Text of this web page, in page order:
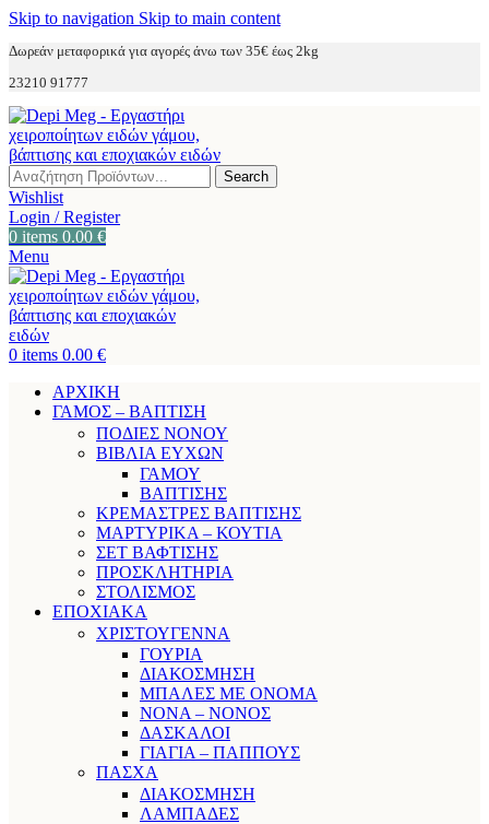
Skip to navigation Skip to main content
Δωρεάν μεταφορικά για αγορές άνω των 35€ έως 2kg
23210 91777
Search
Wishlist
Login / Register
0 items 0.00 €
Menu
0 items 0.00 €
ΑΡΧΙΚΗ
ΓΑΜΟΣ – ΒΑΠΤΙΣΗ
ΠΟΔΙΕΣ ΝΟΝΟΥ
ΒΙΒΛΙΑ ΕΥΧΩΝ
ΓΑΜΟΥ
ΒΑΠΤΙΣΗΣ
ΚΡΕΜΑΣΤΡΕΣ ΒΑΠΤΙΣΗΣ
ΜΑΡΤΥΡΙΚΑ – ΚΟΥΤΙΑ
ΣΕΤ ΒΑΦΤΙΣΗΣ
ΠΡΟΣΚΛΗΤΗΡΙΑ
ΣΤΟΛΙΣΜΟΣ
ΕΠΟΧΙΑΚΑ
ΧΡΙΣΤΟΥΓΕΝΝΑ
ΓΟΥΡΙΑ
ΔΙΑΚΟΣΜΗΣΗ
ΜΠΑΛΕΣ ΜΕ ΟΝΟΜΑ
ΝΟΝΑ – ΝΟΝΟΣ
ΔΑΣΚΑΛΟΙ
ΓΙΑΓΙΑ – ΠΑΠΠΟΥΣ
ΠΑΣΧΑ
ΔΙΑΚΟΣΜΗΣΗ
ΛΑΜΠΑΔΕΣ